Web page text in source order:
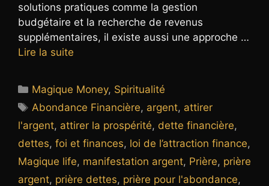
solutions pratiques comme la gestion
budgétaire et la recherche de revenus
supplémentaires, il existe aussi une approche …
Lire la suite
Catégories
Magique Money, Spiritualité
Étiquettes
Abondance Financière, argent, attirer
l'argent, attirer la prospérité, dette financière,
dettes, foi et finances, loi de l’attraction finance,
Magique life, manifestation argent, Prière, prière
argent, prière dettes, prière pour l'abondance,